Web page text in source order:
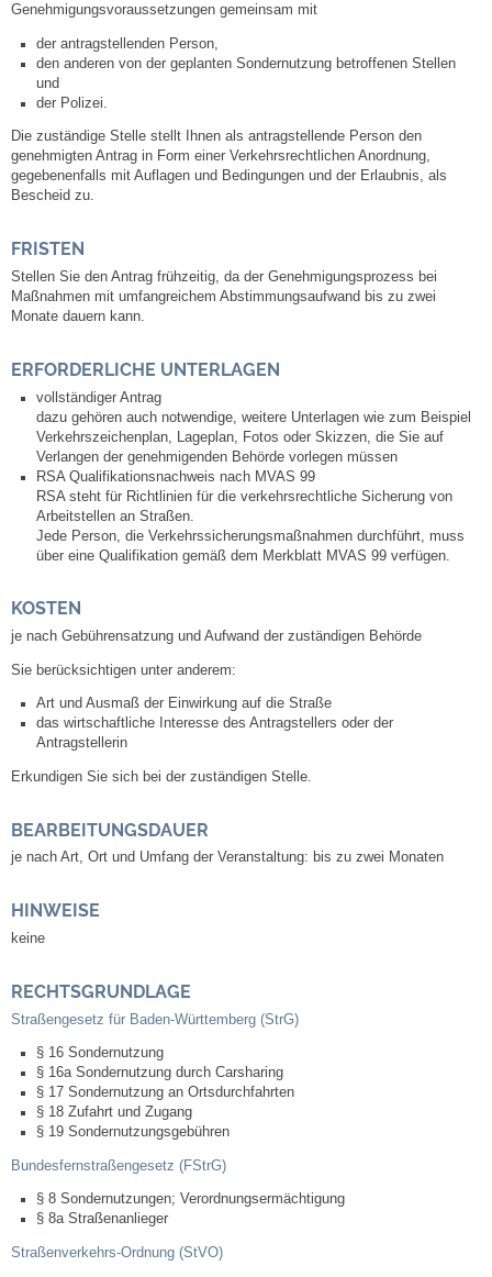
Ortsrecht
Schadensmeldungen
Bürgerservice
Gemeinderat
Sitzungsberichte
Ratsinfo
Leben
Bauen & Wohnen
NETZMonitor
Bezirksschornsteinfeger
Bebauungspläne
Förderprogramm Balkonkraftwerk
Kommunale Wärmeplanung
Betreuung & Bildung
Schulen
Kindergärten
Kirchen & Religionen
Genehmigungsvoraussetzungen gemeinsam mit
der antragstellenden Person,
den anderen von der geplanten Sondernutzung betroffenen Stellen
und
der Polizei.
Die zuständige Stelle stellt Ihnen als antragstellende Person den
genehmigten Antrag in Form einer Verkehrsrechtlichen Anordnung,
gegebenenfalls mit Auflagen und Bedingungen und der Erlaubnis, als
Bescheid zu.
FRISTEN
Stellen Sie den Antrag frühzeitig, da der Genehmigungsprozess bei
Maßnahmen mit umfangreichem Abstimmungsaufwand bis zu zwei
Monate dauern kann.
ERFORDERLICHE UNTERLAGEN
vollständiger Antrag
dazu gehören auch notwendige, weitere Unterlagen wie zum Beispiel
Verkehrszeichenplan, Lageplan, Fotos oder Skizzen, die Sie auf
Verlangen der genehmigenden Behörde vorlegen müssen
RSA Qualifikationsnachweis nach MVAS 99
RSA steht für Richtlinien für die verkehrsrechtliche Sicherung von
Arbeitstellen an Straßen.
Jede Person, die Verkehrssicherungsmaßnahmen durchführt, muss
über eine Qualifikation gemäß dem Merkblatt MVAS 99 verfügen.
KOSTEN
je nach Gebührensatzung und Aufwand der zuständigen Behörde
Sie berücksichtigen unter anderem:
Art und Ausmaß der Einwirkung auf die Straße
das wirtschaftliche Interesse des Antragstellers oder der
Antragstellerin
Erkundigen Sie sich bei der zuständigen Stelle.
BEARBEITUNGSDAUER
je nach Art, Ort und Umfang der Veranstaltung: bis zu zwei Monaten
HINWEISE
keine
RECHTSGRUNDLAGE
Straßengesetz für Baden-Württemberg (StrG)
§ 16 Sondernutzung
§ 16a Sondernutzung durch Carsharing
§ 17 Sondernutzung an Ortsdurchfahrten
§ 18 Zufahrt und Zugang
§ 19 Sondernutzungsgebühren
Bundesfernstraßengesetz (FStrG)
§ 8 Sondernutzungen; Verordnungsermächtigung
§ 8a Straßenanlieger
Straßenverkehrs-Ordnung (StVO)